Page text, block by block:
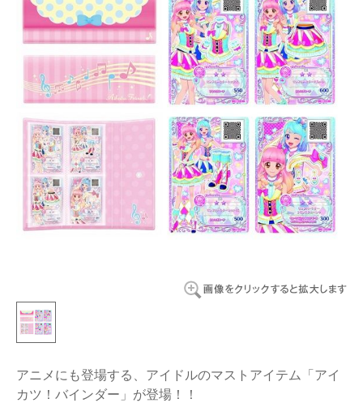
アニメにも登場する、アイドルのマストアイテム「アイ
カツ！バインダー」が登場！！